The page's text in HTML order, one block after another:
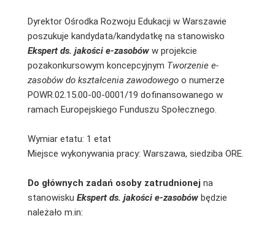
Dyrektor Ośrodka Rozwoju Edukacji w Warszawie
poszukuje kandydata/kandydatkę na stanowisko
Ekspert ds. jakości e-zasobóww projekcie
pozakonkursowym koncepcyjnym Tworzenie e-
zasobów do kształcenia zawodowego o numerze
POWR.02.15.00-00-0001/19 dofinansowanego w
ramach Europejskiego Funduszu Społecznego.
Wymiar etatu: 1 etat
Miejsce wykonywania pracy: Warszawa, siedziba ORE.
Do głównych zadań osoby zatrudnionej na
stanowisku Ekspert ds. jakości e-zasobówbędzie
należało m.in: